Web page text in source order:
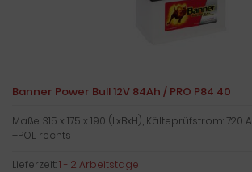
Banner Power Bull 12V 84Ah / PRO P84 40
Maße: 315 x 175 x 190 (LxBxH), Kälteprüfstrom: 720 A
+POL: rechts
Lieferzeit:1 - 2 Arbeitstage